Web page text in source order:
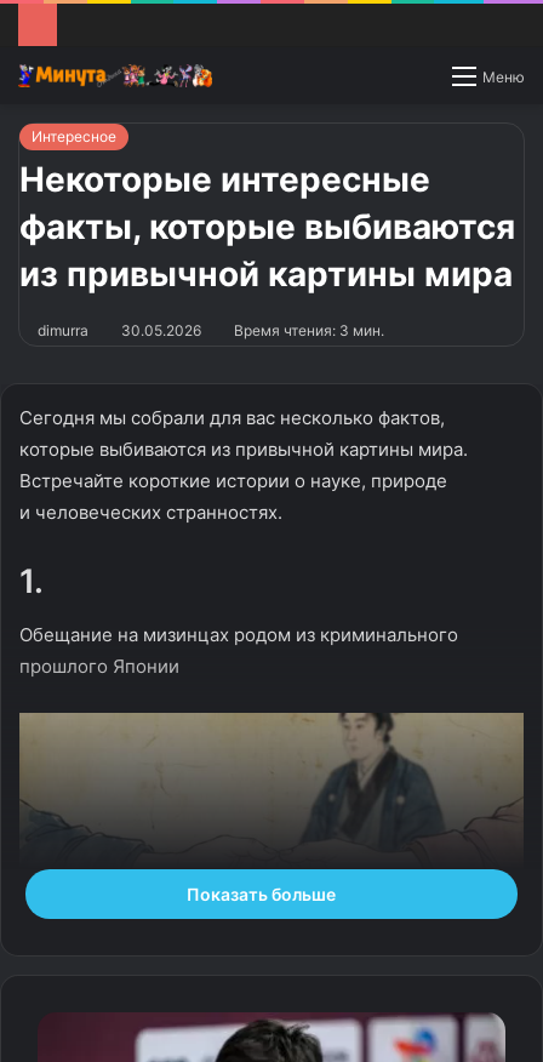
Меню
Switch
Интересное
Некоторые интересные
факты, которые выбиваются
из привычной картины мира
dimurra 30.05.2026 Время чтения: 3 мин.
Сегодня мы собрали для вас несколько фактов,
которые выбиваются из привычной картины мира.
Встречайте короткие истории о науке, природе
и человеческих странностях.
1.
Обещание на мизинцах родом из криминального
прошлого Японии
Знакомая с детства клятва на мизинцах пришла к нам
Показать больше